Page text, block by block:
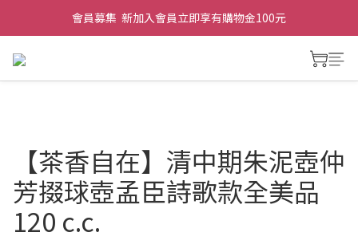
會員募集  新加入會員立即享有購物金100元
【茶香自在】清中期朱泥壺仲
芳掇球壺孟臣詩歌款全美品
120 c.c.